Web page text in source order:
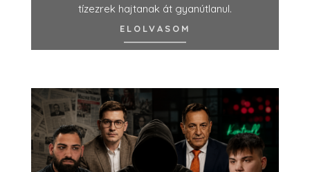
tízezrek hajtanak át gyanútlanul.
ELOLVASOM